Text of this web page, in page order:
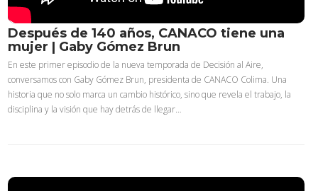
Después de 140 años, CANACO tiene una
mujer | Gaby Gómez Brun
En este primer episodio de la nueva temporada de Decisión al Aire,
conversamos con Gaby Gómez Brun, presidenta de CANACO Colima. Una
historia que no solo marca un cambio histórico, sino que revela el trabajo, la
disciplina y la visión que hay detrás de llegar…